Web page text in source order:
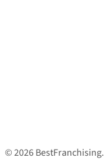
© 2026